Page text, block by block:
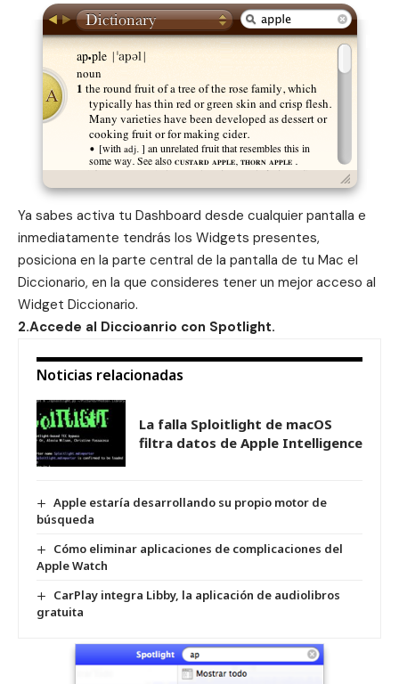
Ya sabes activa tu Dashboard desde cualquier pantalla e
inmediatamente tendrás los Widgets presentes,
posiciona en la parte central de la pantalla de tu Mac el
Diccionario, en la que consideres tener un mejor acceso al
Widget Diccionario.
2.Accede al Diccioanrio con Spotlight.
Noticias relacionadas
La falla Sploitlight de macOS
filtra datos de Apple Intelligence
Apple estaría desarrollando su propio motor de
búsqueda
Cómo eliminar aplicaciones de complicaciones del
Apple Watch
CarPlay integra Libby, la aplicación de audiolibros
gratuita